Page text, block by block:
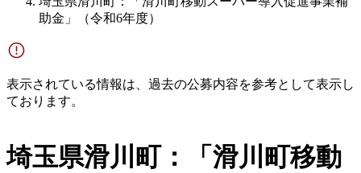
助金」（令和6年度）
表示されている情報は、過去の公募内容を参考として表示し
ております。
埼玉県滑川町：「滑川町移動